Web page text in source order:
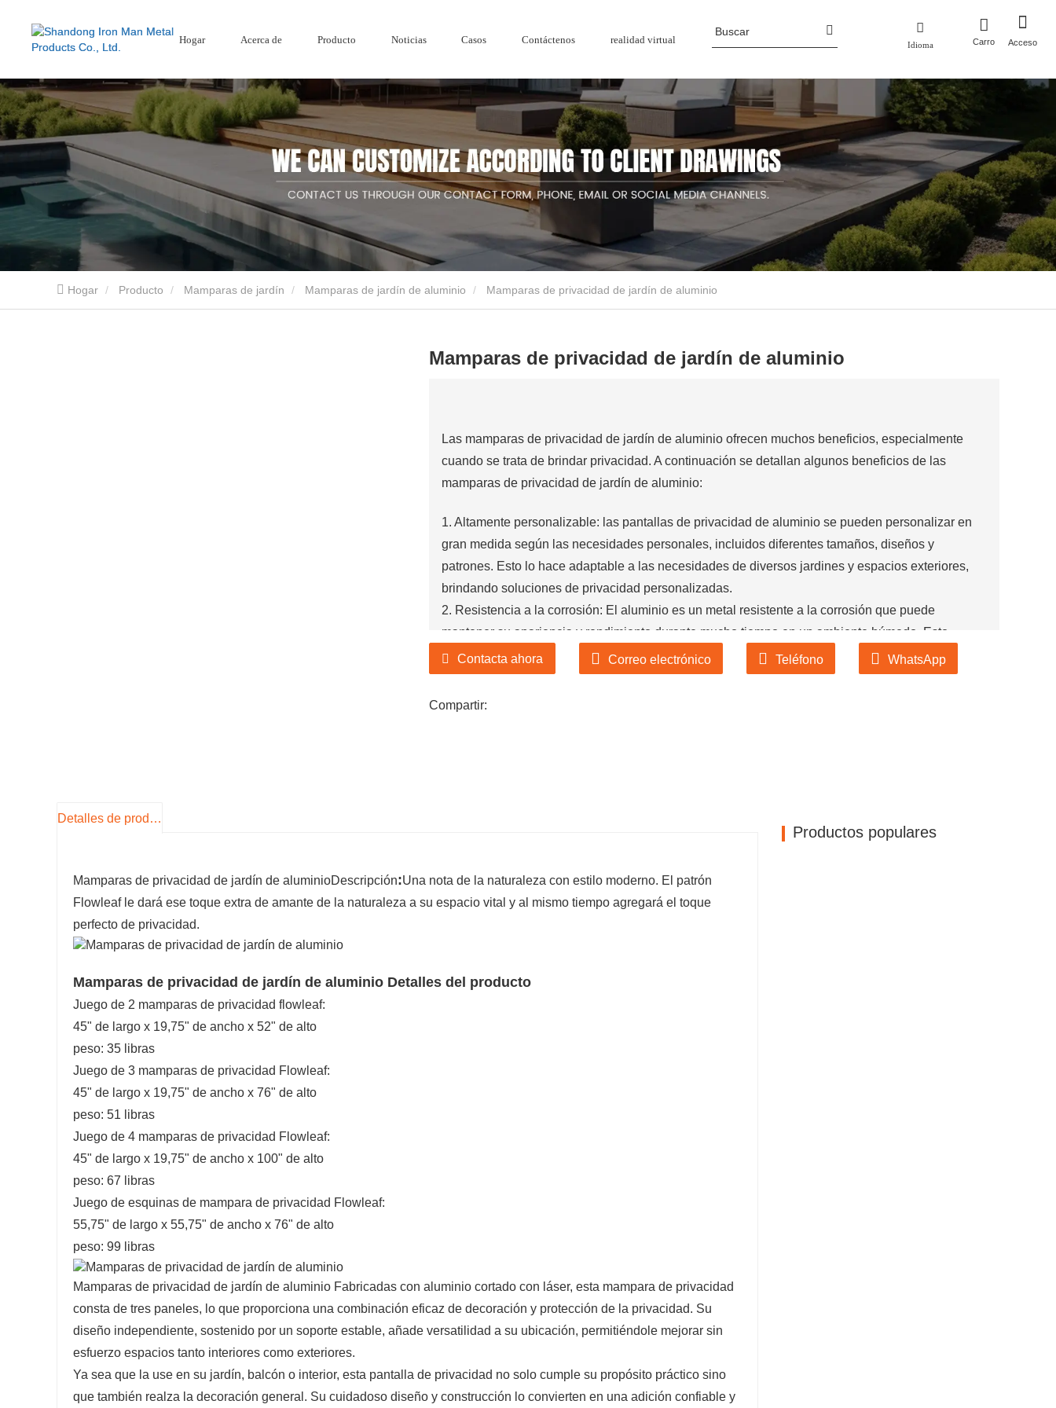
Hogar Acerca de Producto Noticias Casos Contáctenos realidad virtual Idioma Carro Acceso
China y fabricante, con sede en la ciudad de LiaoCheng, China. Como fabricante líder en la industria de productos
Perfil de la empresa
Mamparas de jardín
Pantalla de acero corten
Mamparas de jardín de aluminio
Cercado compuesto
Reja de metal
Cercado de acero corten
Cercado de aluminio
Macetas
Macetas de aluminio
Macetas de acero corten
Cama de jardín elevada de metal
China y fabricante, con sede en la ciudad de LiaoCheng, China. Como fabricante líder en la industria de productos
Noticias de la empresa Noticias de la industria
Hogar Producto Mamparas de jardín Mamparas de jardín de aluminio Mamparas de privacidad de jardín de aluminio
Mamparas de privacidad de jardín de aluminio
Las mamparas de privacidad de jardín de aluminio ofrecen muchos beneficios, especialmente
cuando se trata de brindar privacidad. A continuación se detallan algunos beneficios de las
mamparas de privacidad de jardín de aluminio:
1. Altamente personalizable: las pantallas de privacidad de aluminio se pueden personalizar en
gran medida según las necesidades personales, incluidos diferentes tamaños, diseños y
patrones. Esto lo hace adaptable a las necesidades de diversos jardines y espacios exteriores,
brindando soluciones de privacidad personalizadas.
2. Resistencia a la corrosión: El aluminio es un metal resistente a la corrosión que puede
mantener su apariencia y rendimiento durante mucho tiempo en un ambiente húmedo. Esto
significa que la pantalla de privacidad es menos susceptible a la lluvia, la humedad u otras
condiciones húmedas, lo que ayuda a aumentar su vida útil.
3. Ligero y fácil de instalar: el aluminio es un metal liviano, lo que hace que las pantallas de
privacidad, sino que también se pueden usar para crear separación entre diferentes áreas y servir
como elementos decorativos. Puede servir para una variedad de propósitos en el jardín, balcón,
Contacta ahora Correo electrónico Teléfono WhatsApp
Compartir:
Detalles de producto
Mamparas de privacidad de jardín de aluminioDescripción:Una nota de la naturaleza con estilo moderno. El patrón
Flowleaf le dará ese toque extra de amante de la naturaleza a su espacio vital y al mismo tiempo agregará el toque
perfecto de privacidad.
Mamparas de privacidad de jardín de aluminio Detalles del producto
Juego de 2 mamparas de privacidad flowleaf:
45" de largo x 19,75" de ancho x 52" de alto
peso: 35 libras
Juego de 3 mamparas de privacidad Flowleaf:
45" de largo x 19,75" de ancho x 76" de alto
peso: 51 libras
Juego de 4 mamparas de privacidad Flowleaf:
45" de largo x 19,75" de ancho x 100" de alto
peso: 67 libras
Juego de esquinas de mampara de privacidad Flowleaf:
55,75" de largo x 55,75" de ancho x 76" de alto
peso: 99 libras
Mamparas de privacidad de jardín de aluminio Fabricadas con aluminio cortado con láser, esta mampara de privacidad
consta de tres paneles, lo que proporciona una combinación eficaz de decoración y protección de la privacidad. Su
diseño independiente, sostenido por un soporte estable, añade versatilidad a su ubicación, permitiéndole mejorar sin
esfuerzo espacios tanto interiores como exteriores.
Ya sea que la use en su jardín, balcón o interior, esta pantalla de privacidad no solo cumple su propósito práctico sino
que también realza la decoración general. Su cuidadoso diseño y construcción lo convierten en una adición confiable y
Productos populares